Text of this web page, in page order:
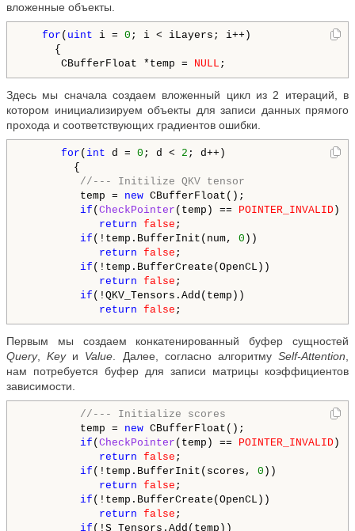
вложенные объекты.
for ( uint i = 0 ; i < iLayers; i++)
{
CBufferFloat *temp = NULL
Здесь мы сначала создаем вложенный цикл из 2 итераций, в
котором инициализируем объекты для записи данных прямого
прохода и соответствующих градиентов ошибки.
for ( int d = 0 ; d < 2 ; d++)
{
//--- Initilize QKV tensor
temp = new CBufferFloat();
if ( CheckPointer (temp) == POINTER_INVALID )
return false ;
if (!temp.BufferInit(num, 0 ))
return false ;
if (!temp.BufferCreate(OpenCL))
return false ;
if (!QKV_Tensors.Add(temp))
return false
Первым мы создаем конкатенированный буфер сущностей
Query,Keyи Value. Далее, согласно алгоритмуSelf-Attention,
нам потребуется буфер для записи матрицы коэффициентов
зависимости.
//--- Initialize scores
temp = new CBufferFloat();
if ( CheckPointer (temp) == POINTER_INVALID )
return false ;
if (!temp.BufferInit(scores, 0 ))
return false ;
if (!temp.BufferCreate(OpenCL))
return false ;
if (!S_Tensors.Add(temp))